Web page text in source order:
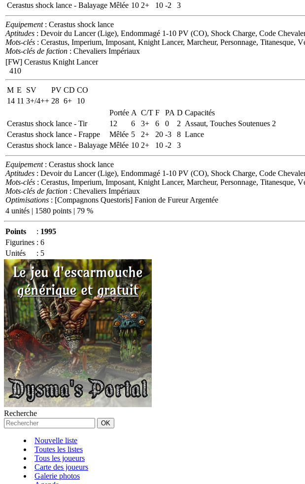
Cerastus shock lance - Balayage Mêlée 10 2+ 10 -2 3
Equipement: Cerastus shock lance
Aptitudes : Devoir du Lancer (Lige), Endommagé 1-10 PV (CO), Shock Charge, Code
Mots-clés : Cerastus, Imperium, Imposant, Knight Lancer, Marcheur, Personnage, Titanesque,
Mots-clés de faction : Chevaliers Impériaux
[FW] Cerastus Knight Lancer
410
M E SV PV CD CO
14 11 3+/4++ 28 6+
10
Portée A C/T F PA D Capacités
Cerastus shock lance - Tir
12 6 3+ 6 0 2 Assaut, Touches Soutenues 2
Cerastus shock lance - Frappe
Mêlée 5 2+ 20 -3 8 Lance
Cerastus shock lance - Balayage Mêlée 10 2+ 10 -2 3
Equipement: Cerastus shock lance
Aptitudes : Devoir du Lancer (Lige), Endommagé 1-10 PV (CO), Shock Charge, Code
Mots-clés : Cerastus, Imperium, Imposant, Knight Lancer, Marcheur, Personnage, Titanesque,
Mots-clés de faction : Chevaliers Impériaux
Optimisations : [Compagnons Questoris] Fanion de Fureur Argentée
4 unités | 1580 points | 79 %
Points : 1995
Figurines : 6
Unités
: 5
Recherche
Nouvelle liste
Toutes les listes
Tous les joueurs
Carte des joueurs
Galerie photos